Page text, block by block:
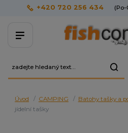
+420 720 256 434 (Po-
Úvod CAMPING Batohy tašky a
jídelní tašky